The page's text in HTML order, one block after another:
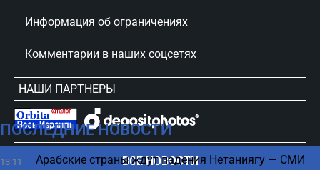
ПОСЛЕДНИЕ НОВОСТИ
13:11 Арабские страны ждут падения Нетаниягу — СМИ
ВСЕ НОВОСТИ
Информация об ограничениях
Комментарии в наших соцсетях
НАШИ ПАРТНЕРЫ
сursorinfo.co.il © Все права защищены